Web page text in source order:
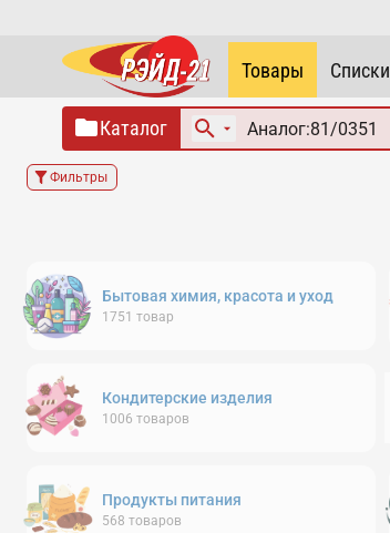
Товары Списки
Каталог
Фильтры
Бытовая химия, красота и уход
1751 товар
Кондитерские изделия
1006 товаров
Продукты питания
568 товаров